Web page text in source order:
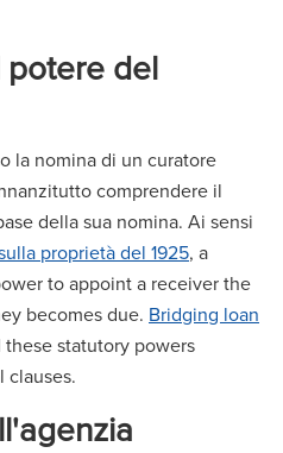
del
la nomina di un curatore
comprendere il
della sua nomina. Ai sensi
proprietà del 1925, a
to appoint a receiver the
becomes due. Bridging loan
statutory powers
clauses.